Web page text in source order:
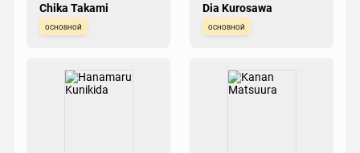
Chika Takami
основной
Dia Kurosawa
основной